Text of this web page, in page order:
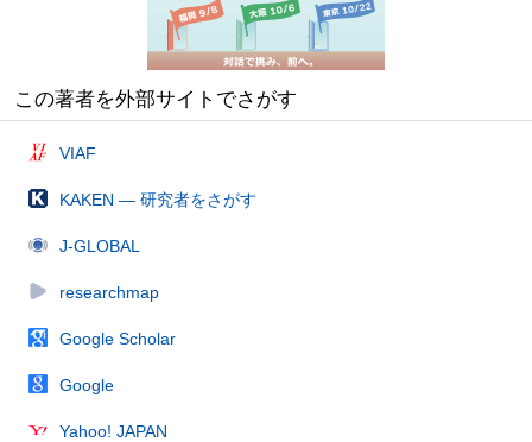
この著者を外部サイトでさがす
VIAF
KAKEN — 研究者をさがす
J-GLOBAL
researchmap
Google Scholar
Google
Yahoo! JAPAN